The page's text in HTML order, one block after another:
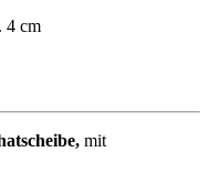
4 cm
mit